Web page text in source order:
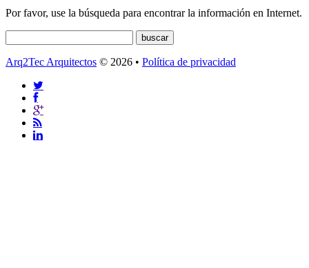
Por favor, use la búsqueda para encontrar la información en Internet.
Arq2Tec Arquitectos © 2026 • Política de privacidad